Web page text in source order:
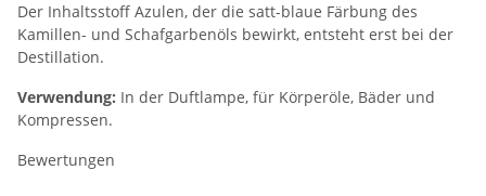
Der Inhaltsstoff Azulen, der die satt-blaue Färbung des
Kamillen- und Schafgarbenöls bewirkt, entsteht erst bei der
Destillation.
Verwendung: In der Duftlampe, für Körperöle, Bäder und
Kompressen.
Bewertungen